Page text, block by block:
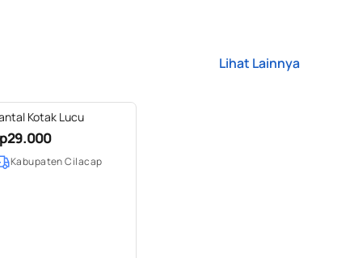
Lihat Lainnya
Kotak Lucu
Kabupaten Cilacap